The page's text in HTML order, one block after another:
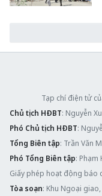
Tạp chí điện tử
Chủ tịch HĐBT: Nguyễn
Phó Chủ tịch HĐBT:
Tổng Biên tập: Trần Văn
Phó Tổng Biên tập: Phạm
Giấy phép hoạt động báo
Tòa soạn: Khu Ngoại